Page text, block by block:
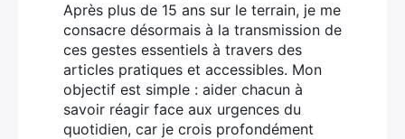
Après plus de 15 ans sur le terrain, je me
consacre désormais à la transmission de
ces gestes essentiels à travers des
articles pratiques et accessibles. Mon
objectif est simple : aider chacun à
savoir réagir face aux urgences du
quotidien, car je crois profondément